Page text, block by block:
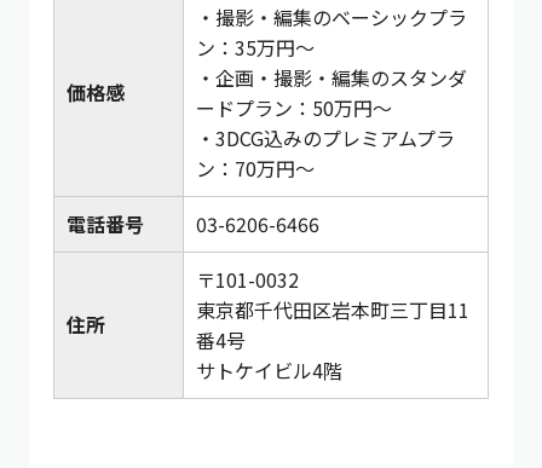
価格感
・撮影・編集のベーシックプラ
ン：35万円〜
・企画・撮影・編集のスタンダ
ードプラン：50万円〜
・3DCG込みのプレミアムプラ
ン：70万円〜
電話番号
03-6206-6466
住所
〒101-0032
東京都千代田区岩本町三丁目11
番4号
サトケイビル4階